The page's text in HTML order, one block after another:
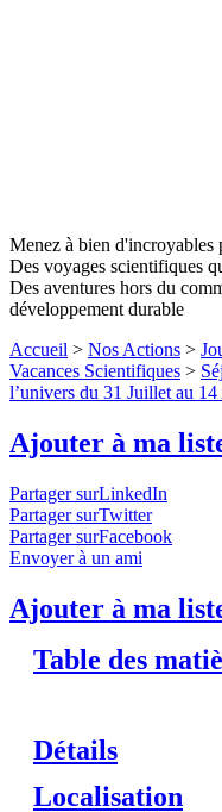
Menez à bien d'incroyables
Des voyages scientifiques
Des aventures hors du
développement durable
Accueil > Nos Actions >
Vacances Scientifiques >
l’univers du 31 Juillet au
Ajouter à ma
Partager surLinkedIn
Partager surTwitter
Partager surFacebook
Envoyer à un ami
Ajouter à ma
Table des
Détails
Localisation